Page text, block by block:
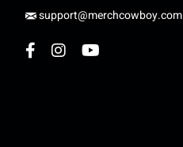
support@merchcowboy.com